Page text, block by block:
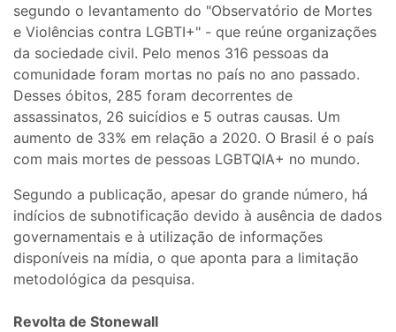
segundo o levantamento do "Observatório de Mortes
e Violências contra LGBTI+" - que reúne organizações
da sociedade civil. Pelo menos 316 pessoas da
comunidade foram mortas no país no ano passado.
Desses óbitos, 285 foram decorrentes de
assassinatos, 26 suicídios e 5 outras causas. Um
aumento de 33% em relação a 2020. O Brasil é o país
com mais mortes de pessoas LGBTQIA+ no mundo.
Segundo a publicação, apesar do grande número, há
indícios de subnotificação devido à ausência de dados
governamentais e à utilização de informações
disponíveis na mídia, o que aponta para a limitação
metodológica da pesquisa.
Revolta de Stonewall